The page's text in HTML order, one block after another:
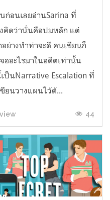
ก่อนเลยอ่านSarina ที่
คิดว่านั่นคือปมหลัก แต่
ย่างทำท่าจะดี คนเขียนก็
ออะไรมาในอดีตเท่านั้น
ป็นNarrative Escalation ที่
ยนวางแผนไว้ตั...
44